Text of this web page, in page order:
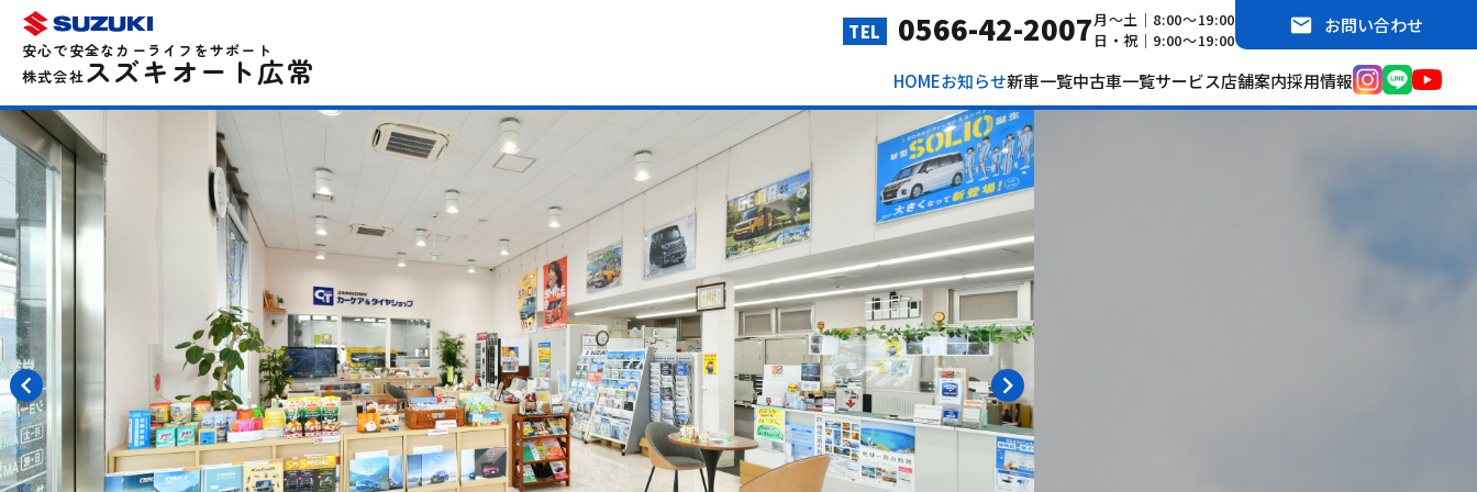
安心で安全なカーライフをサポート
株式会社スズキオート広常
TEL 0566-42-2007月～土｜8:00～19:00
日・祝｜9:00～19:00
お問い合わせ
HOMEお知らせ新車一覧中古車一覧サービス店舗案内採用情報